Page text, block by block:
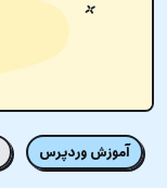
آموزش وردپرس